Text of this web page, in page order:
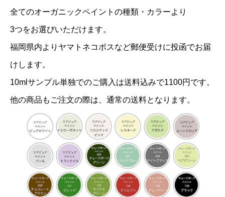
全てのオーガニックペイントの種類・カラーより
3つをお選びいただけます。
福岡県内よりヤマトネコポスなど郵便受けに投函でお届
けします。
10mlサンプル単独でのご購入は送料込みで1100円です。
他の商品もご注文の際は、通常の送料となります。